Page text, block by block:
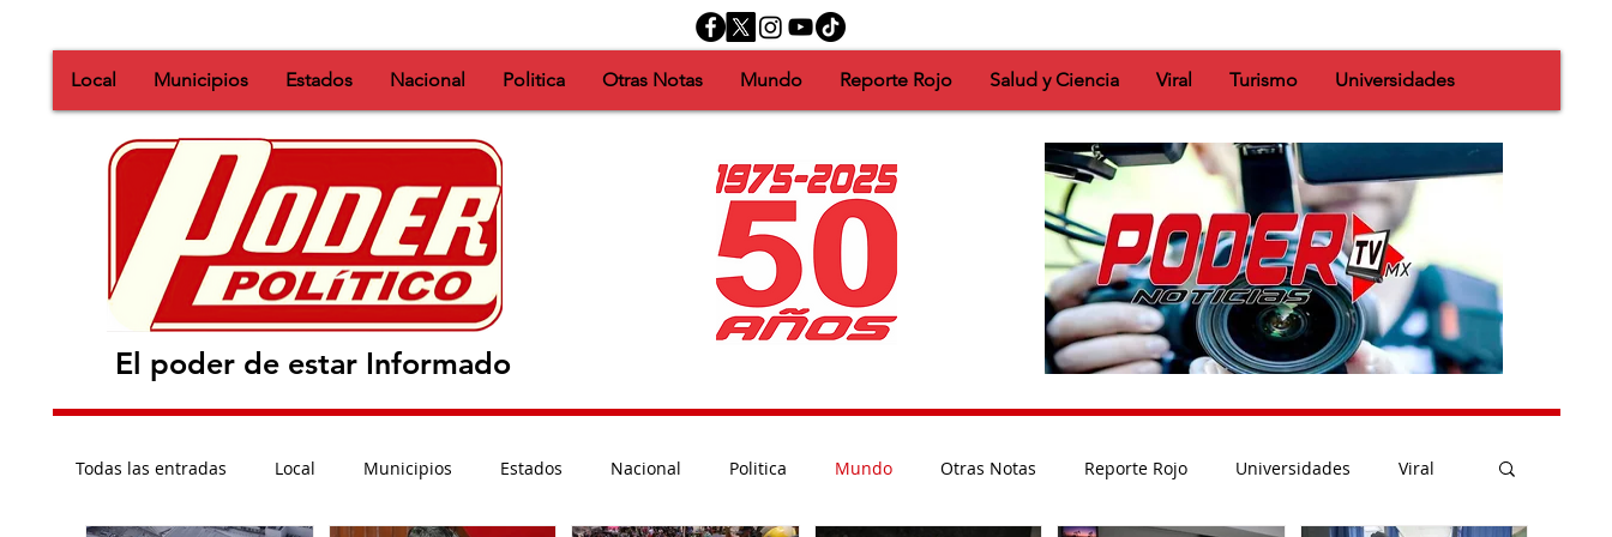
Local Municipios Estados Nacional Politica Otras Notas Mundo Reporte Rojo Salud y Ciencia Viral Turismo Universidades
El poder de estar Informado
Todas las entradas Local Municipios Estados Nacional Politica Mundo Otras Notas Reporte Rojo Universidades Viral